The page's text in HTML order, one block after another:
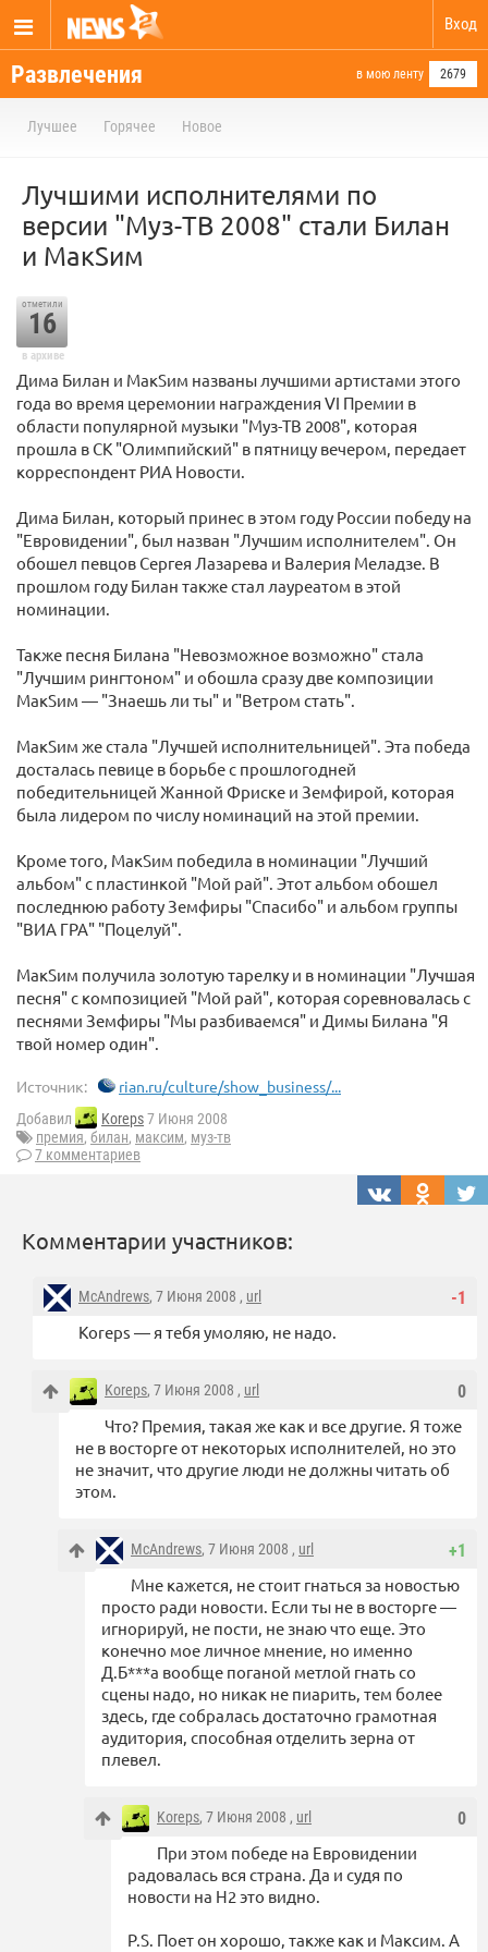
Вход
Развлечения в мою ленту 2679
Лучшее Горячее Новое
Лучшими исполнителями по
версии "Муз-ТВ 2008" стали Билан
и МакSим
отметили
16
в архиве
Дима Билан и МакSим названы лучшими артистами этого
года во время церемонии награждения VI Премии в
области популярной музыки "Муз-ТВ 2008", которая
прошла в СК "Олимпийский" в пятницу вечером, передает
корреспондент РИА Новости.
Дима Билан, который принес в этом году России победу на
"Евровидении", был назван "Лучшим исполнителем". Он
обошел певцов Сергея Лазарева и Валерия Меладзе. В
прошлом году Билан также стал лауреатом в этой
номинации.
Также песня Билана "Невозможное возможно" стала
"Лучшим рингтоном" и обошла сразу две композиции
МакSим — "Знаешь ли ты" и "Ветром стать".
МакSим же стала "Лучшей исполнительницей". Эта победа
досталась певице в борьбе с прошлогодней
победительницей Жанной Фриске и Земфирой, которая
была лидером по числу номинаций на этой премии.
Кроме того, МакSим победила в номинации "Лучший
альбом" с пластинкой "Мой рай". Этот альбом обошел
последнюю работу Земфиры "Спасибо" и альбом группы
"ВИА ГРА" "Поцелуй".
МакSим получила золотую тарелку и в номинации "Лучшая
песня" с композицией "Мой рай", которая соревновалась с
песнями Земфиры "Мы разбиваемся" и Димы Билана "Я
твой номер один".
Источник: rian.ru/culture/show_business/...
Добавил Koreps7 Июня 2008
премия, билан, максим, муз-тв
7 комментариев
Комментарии участников:
-1
McAndrews, 7 Июня 2008 , url
Koreps — я тебя умоляю, не надо.
0
Koreps, 7 Июня 2008 , url
Что? Премия, такая же как и все другие. Я тоже
не в восторге от некоторых исполнителей, но это
не значит, что другие люди не должны читать об
этом.
+1
McAndrews, 7 Июня 2008 , url
Мне кажется, не стоит гнаться за новостью
просто ради новости. Если ты не в восторге —
игнорируй, не пости, не знаю что еще. Это
конечно мое личное мнение, но именно
Д.Б***а вообще поганой метлой гнать со
сцены надо, но никак не пиарить, тем более
здесь, где собралась достаточно грамотная
аудитория, способная отделить зерна от
плевел.
0
Koreps, 7 Июня 2008 , url
При этом победе на Евровидении
радовалась вся страна. Да и судя по
новости на Н2 это видно.
P.S. Поет он хорошо, также как и Максим. А